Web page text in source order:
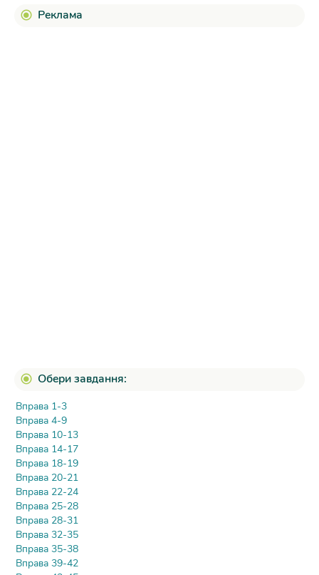
Реклама
Обери завдання:
Вправа 1-3
Вправа 4-9
Вправа 10-13
Вправа 14-17
Вправа 18-19
Вправа 20-21
Вправа 22-24
Вправа 25-28
Вправа 28-31
Вправа 32-35
Вправа 35-38
Вправа 39-42